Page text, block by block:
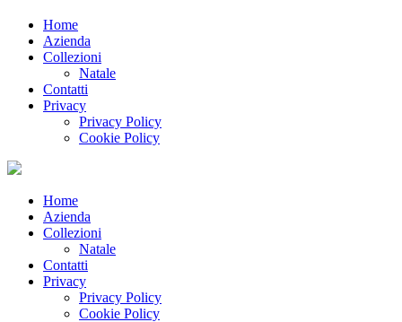
Home
Azienda
Collezioni
Natale
Contatti
Privacy
Privacy Policy
Cookie Policy
Home
Azienda
Collezioni
Natale
Contatti
Privacy
Privacy Policy
Cookie Policy